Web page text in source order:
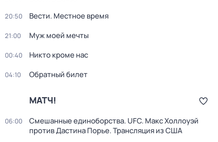
20:50 Вести. Местное время
21:00 Муж моей мечты
00:40 Никто кроме нас
04:10 Обратный билет
МАТЧ!
06:00
Смешанные единоборства. UFC. Макс Холлоуэй
против Дастина Порье. Трансляция из США